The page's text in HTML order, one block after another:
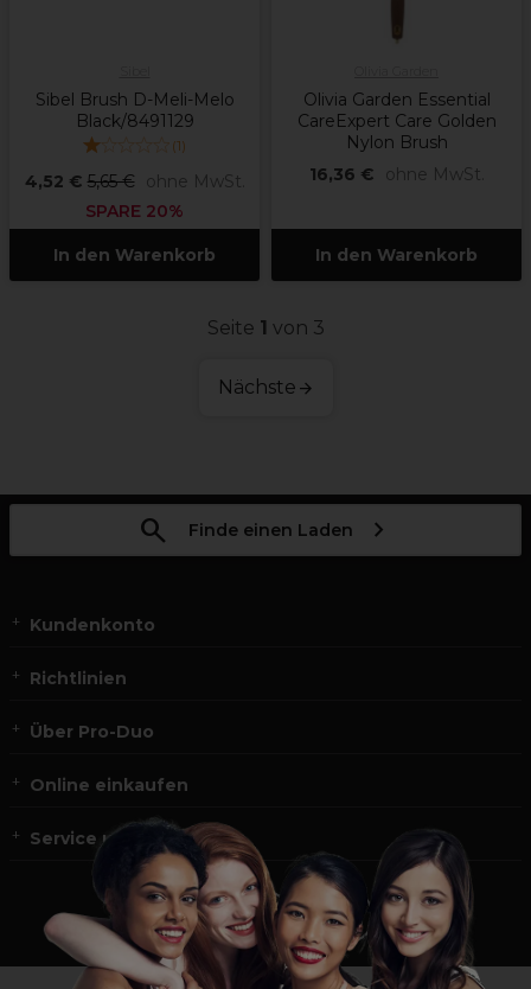
Sibel Brush D-Meli-Melo
Black/8491129
(1)
4,52 € 5,65 €
ohne MwSt.
SPARE 20%
In den Warenkorb
Olivia Garden Essential
CareExpert Care Golden
Nylon Brush
16,36 €
ohne MwSt.
In den Warenkorb
Seite 1 von 3
Nächste
Finde einen Laden
Kundenkonto
Richtlinien
Über Pro-Duo
Online einkaufen
Service und Kontakt